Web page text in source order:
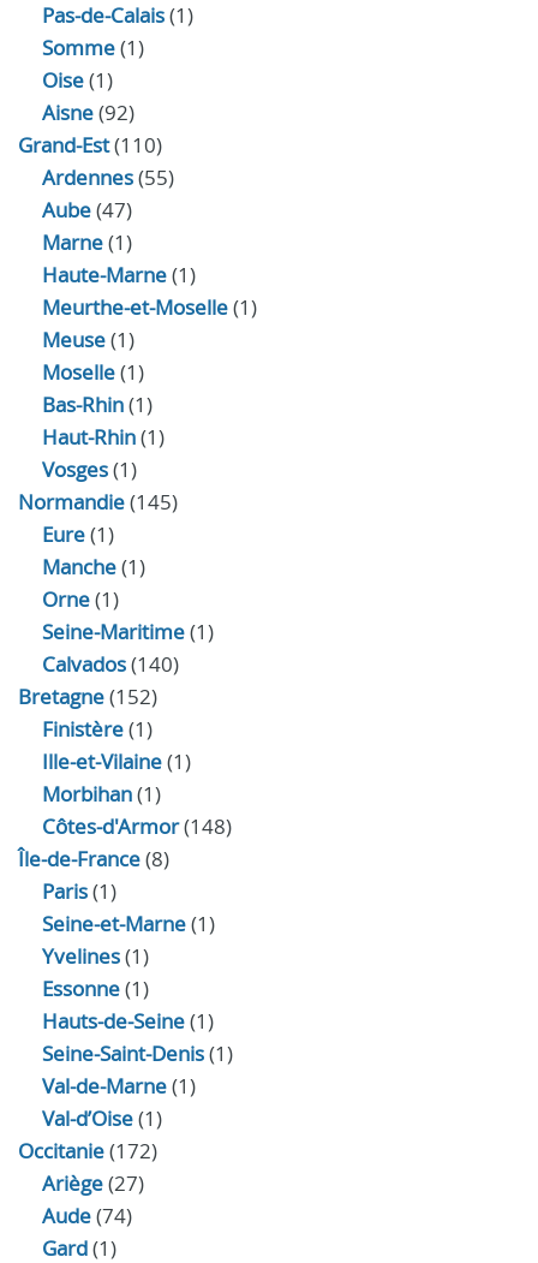
Pas-de-Calais(1)
Somme(1)
Oise(1)
Aisne(92)
Grand-Est(110)
Ardennes(55)
Aube(47)
Marne(1)
Haute-Marne(1)
Meurthe-et-Moselle(1)
Meuse(1)
Moselle(1)
Bas-Rhin(1)
Haut-Rhin(1)
Vosges(1)
Normandie(145)
Eure(1)
Manche(1)
Orne(1)
Seine-Maritime(1)
Calvados(140)
Bretagne(152)
Finistère(1)
Ille-et-Vilaine(1)
Morbihan(1)
Côtes-d'Armor(148)
Île-de-France(8)
Paris(1)
Seine-et-Marne(1)
Yvelines(1)
Essonne(1)
Hauts-de-Seine(1)
Seine-Saint-Denis(1)
Val-de-Marne(1)
Val-d’Oise(1)
Occitanie(172)
Ariège(27)
Aude(74)
Gard(1)